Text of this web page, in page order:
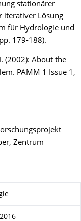
stationärer
iterativer Lösung
für Hydrologie und
179-188).
(2002): About the
PAMM 1 Issue 1,
Zentrum